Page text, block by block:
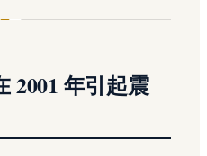
2001 年引起震